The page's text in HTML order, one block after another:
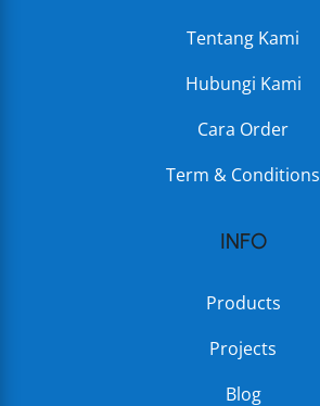
Tentang Kami
Hubungi Kami
Cara Order
Term & Conditions
INFO
Products
Projects
Blog